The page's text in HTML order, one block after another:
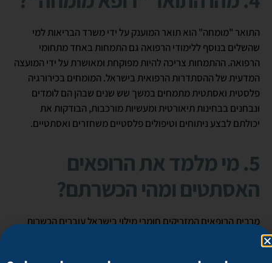
התואר "מומחה" הוא תואר המוענק על ידי משרד הבריאות למי
שהשלים בנוסף ללימודי הרפואה גם התמחות באחד מתחומי
הרפואה. ההתמחות צריכה להיות מפוקחת ומאושרת על ידי המועצה
המדעית של ההסתדרות הרפואית בישראל. המומחים בכירורגיה
פלסטית ואסתטית מתמחים במשך שש שנים שבהן הם לומדים
ונבחנים בבחינות תיאורטית ומעשיות מורכבות, הבודקות את
יכולתם לבצע ניתוחים וטיפולים פלסטיים משחזרים ואסתטיים.
5. מי מלמד את הרופאים
האסתטים ומהי הכשרתם?
מרבית הרופאים המזריקים חומרי מילוי בישראל עוברים הכשרות